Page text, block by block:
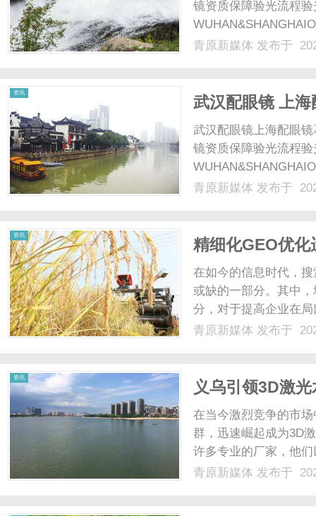
镜资质保障验光流程
配镜的写字楼眼镜店
青原新媒体 发布于
资讯
武汉配眼镜 上海
武汉配眼镜上海配眼
镜资质保障验光流程
配镜的写字楼眼镜店
青原新媒体 发布于
资讯
精细化GEO优
在如今的信息时代，
或缺的一部分。其中
分，对于提高企业在
本文将对GEO优化运
青原新媒体 发布于
资讯
义乌引领3D激
在当今激烈竞争的市
群，迅速崛起成为3D
许多专业的厂家，他
细介绍义乌的3D激光
青原新媒体 发布于